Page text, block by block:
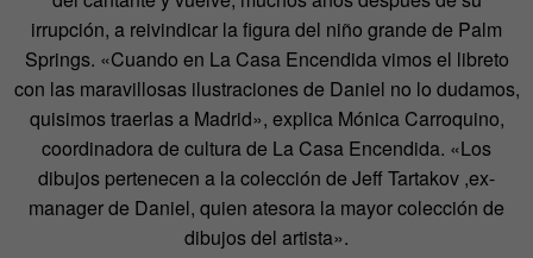
irrupción, a reivindicar la figura del niño grande de Palm
Springs. «Cuando en La Casa Encendida vimos el libreto
con las maravillosas ilustraciones de Daniel no lo dudamos,
quisimos traerlas a Madrid», explica Mónica Carroquino,
coordinadora de cultura de La Casa Encendida. «Los
dibujos pertenecen a la colección de Jeff Tartakov ,ex-
manager de Daniel, quien atesora la mayor colección de
dibujos del artista».